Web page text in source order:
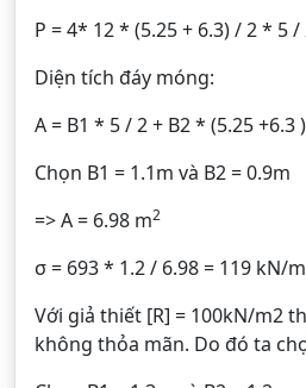
P = 4* 12 * (5.25 + 6.3) / 2 * 5 /
Diện tích đáy móng:
A = B1 * 5 / 2 + B2 * (5.25 +6.3
Chọn B1 = 1.1m và B2 = 0.9m
=> A = 6.98 m2
σ = 693 * 1.2 / 6.98 = 119 kN/m
Với giả thiết [R] = 100kN/m2
không thỏa mãn. Do đó ta